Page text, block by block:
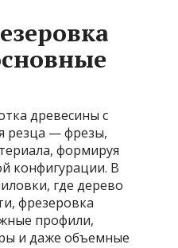
древесины с
— фрезы,
формируя
конфигурации. В
где дерево
фрезеровка
профили,
и даже объемные